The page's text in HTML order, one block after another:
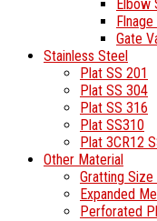
Elbow
Gate
Stainless Steel
Plat SS 201
Plat SS 304
Plat SS 316
Plat SS310
Plat 3CR12
Other Material
Gratting Size
Expanded
Perforated